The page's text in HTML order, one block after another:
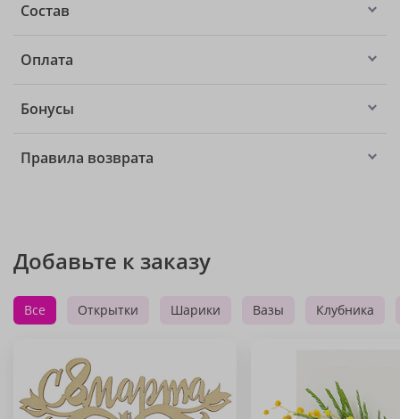
Состав
Оплата
Бонусы
Правила возврата
Добавьте к заказу
Все Открытки Шарики Вазы Клубника